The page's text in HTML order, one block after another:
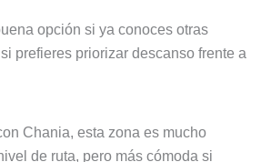
opción si ya conoces otras
prefieres priorizar descanso frente a
Chania, esta zona es mucho
de ruta, pero más cómoda si